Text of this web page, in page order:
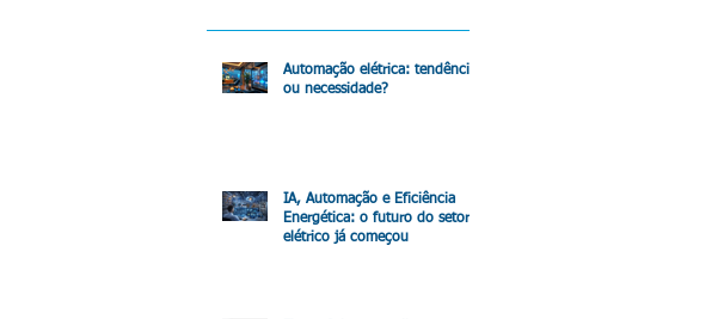
Automação elétrica: tendência
ou necessidade?
IA, Automação e Eficiência
Energética: o futuro do setor
elétrico já começou